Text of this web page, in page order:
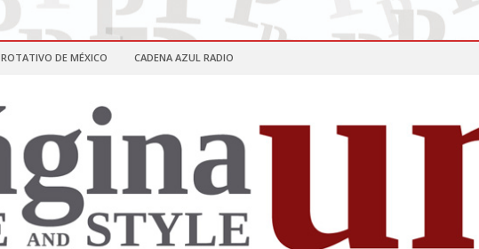
ROTATIVO DE MÉXICO CADENA AZUL RADIO